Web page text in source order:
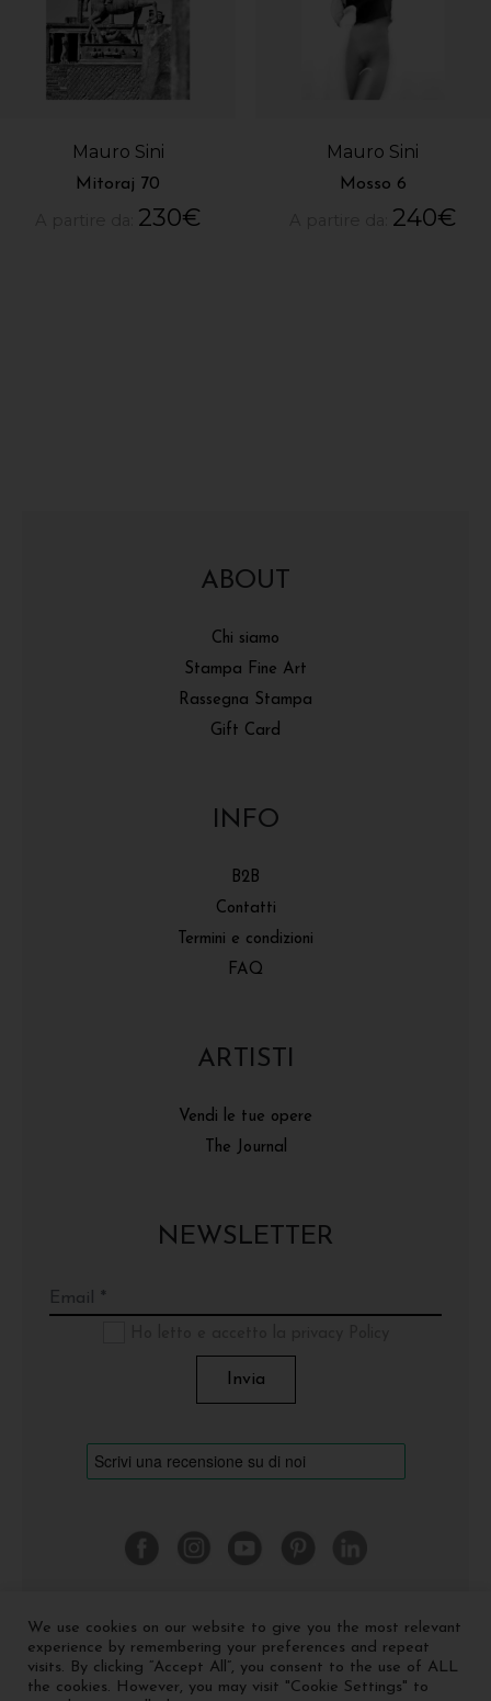
Mauro Sini
Mitoraj 70
230€
Mauro Sini
Mosso 6
240€
ABOUT
Chi siamo
Stampa Fine Art
Rassegna Stampa
Gift Card
INFO
B2B
Contatti
Termini e condizioni
FAQ
ARTISTI
Vendi le tue opere
The Journal
NEWSLETTER
© 2026 Cinquerosso Arte S.r.l. a socio unico - p.Iva
04035591207 -Privacy policy-Cookie policy
We use cookies on our website to give you the most relevant
experience by remembering your preferences and repeat
visits. By clicking “Accept All”, you consent to the use of ALL
the cookies. However, you may visit "Cookie Settings" to